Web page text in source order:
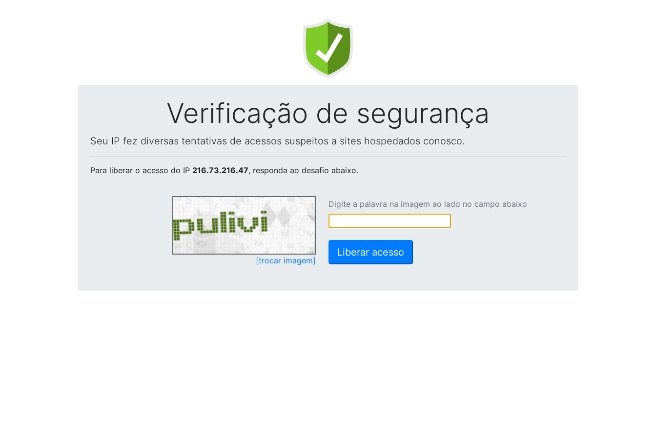
Verificação de segurança
Seu IP fez diversas tentativas de acessos suspeitos a sites hospedados conosco.
Para liberar o acesso do IP 216.73.216.47, responda ao desafio abaixo.
[trocar imagem]
Digite a palavra na imagem ao lado no campo abaixo